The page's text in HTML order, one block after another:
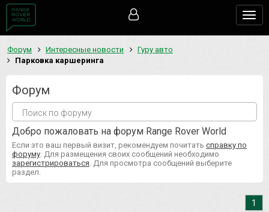
Форум Интересные новости
Гуру авто
Парковка каршеринга
Форум
Добро пожаловать на форум Range Rover World
Если это ваш первый визит, рекомендуем почитать справку по
форуму . Для размещения своих сообщений необходимо
зарегистрироваться . Для просмотра сообщений выберите
раздел.
1